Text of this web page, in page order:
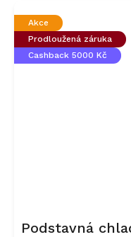
Akce
Prodloužená záruka
Cashback 5000 Kč
Podstavná